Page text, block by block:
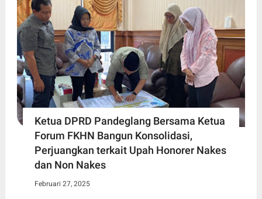
Ketua DPRD Pandeglang Bersama Ketua
Forum FKHN Bangun Konsolidasi,
Perjuangkan terkait Upah Honorer Nakes
dan Non Nakes
Februari 27, 2025